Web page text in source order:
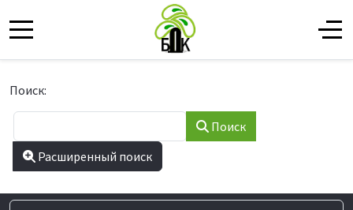
Mobile Menu Toggle Off-
Форма поиска
Поиск:
Type 2 or more characters for results.
Поиск
Расширенный поиск